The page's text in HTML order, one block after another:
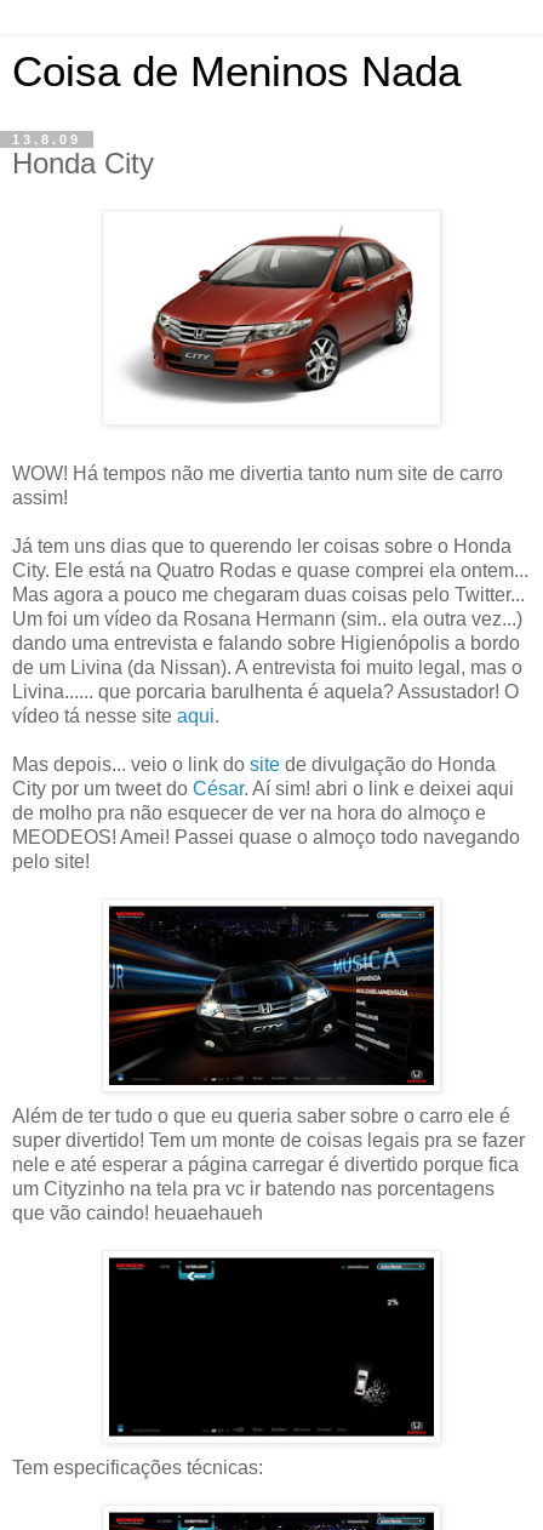
Coisa de Meninos Nada
13.8.09
Honda City
WOW! Há tempos não me divertia tanto num site de carro
assim!
Já tem uns dias que to querendo ler coisas sobre o Honda
City. Ele está na Quatro Rodas e quase comprei ela ontem...
Mas agora a pouco me chegaram duas coisas pelo Twitter...
Um foi um vídeo da Rosana Hermann (sim.. ela outra vez...)
dando uma entrevista e falando sobre Higienópolis a bordo
de um Livina (da Nissan). A entrevista foi muito legal, mas o
Livina...... que porcaria barulhenta é aquela? Assustador! O
vídeo tá nesse site aqui.
Mas depois... veio o link do site de divulgação do Honda
City por um tweet do César. Aí sim! abri o link e deixei aqui
de molho pra não esquecer de ver na hora do almoço e
MEODEOS! Amei! Passei quase o almoço todo navegando
pelo site!
Além de ter tudo o que eu queria saber sobre o carro ele é
super divertido! Tem um monte de coisas legais pra se fazer
nele e até esperar a página carregar é divertido porque fica
um Cityzinho na tela pra vc ir batendo nas porcentagens
que vão caindo! heuaehaueh
Tem especificações técnicas: